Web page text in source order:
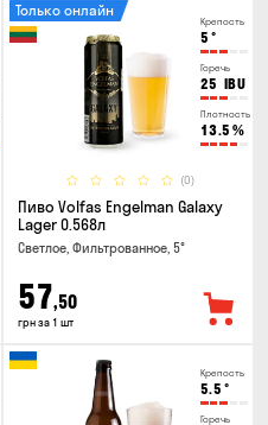
Крепость
5 °
Горечь
25 IBU
Плотность
13.5 %
(0)
Только онлайн
Пиво Volfas Engelman Galaxy
Lager 0.568л
Светлое, Фильтрованное, 5°
57,50
грн за 1 шт
Крепость
5.5 °
Горечь